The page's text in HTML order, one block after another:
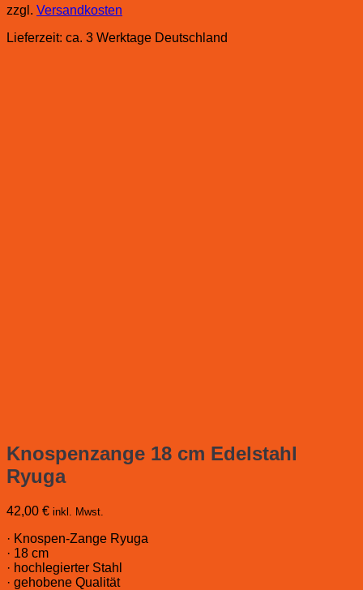
zzgl. Versandkosten
Lieferzeit: ca. 3 Werktage Deutschland
Knospenzange 18 cm Edelstahl
Ryuga
42,00 € inkl. Mwst.
· Knospen-Zange Ryuga
· 18 cm
· hochlegierter Stahl
· gehobene Qualität